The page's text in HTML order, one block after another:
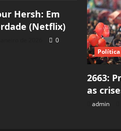
Hersh: Em
(Netflix)
0
Política
2663:
as
admin